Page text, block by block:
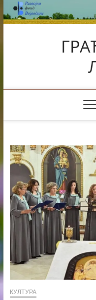
Skip
to
content
КУЛТУРА